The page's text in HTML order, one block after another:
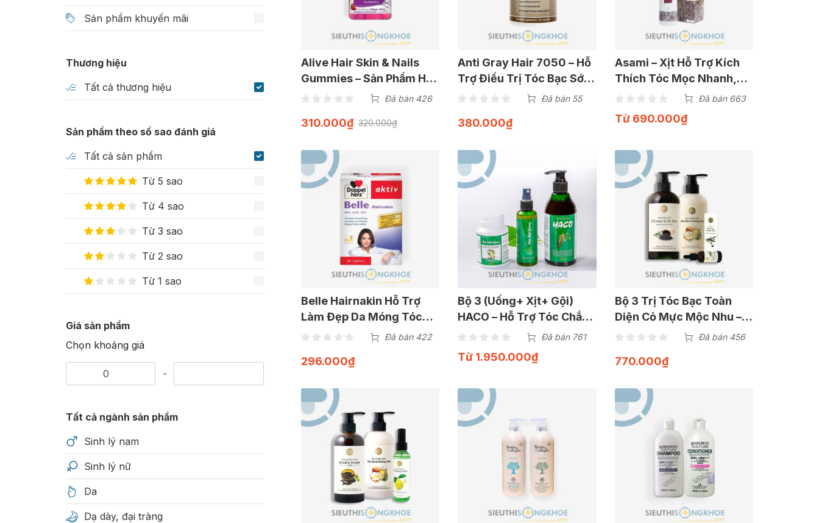
Sản phẩm khuyến mãi
Thương hiệu
Tất cả thương hiệu
Sản phẩm theo số sao đánh giá
Tất cả sản phẩm
Từ 5 sao
Từ 4 sao
Từ 3 sao
Từ 2 sao
Từ 1 sao
Giá sản phẩm
Chọn khoảng giá
-
Tất cả ngành sản phẩm
Sinh lý nam
Sinh lý nữ
Da
Dạ dày, đại tràng
Alive Hair Skin & Nails
Gummies – Sản Phẩm Hỗ
Trợ Dưỡng Da Móng Tóc
Đã bán 426
320.000₫
310.000₫
Anti Gray Hair 7050 – Hỗ
Trợ Điều Trị Tóc Bạc Sớm
An Toàn, Hiệu QuảĐã bán 55
380.000₫
Asami – Xịt Hỗ Trợ Kích
Thích Tóc Mọc Nhanh,
Chắc Khỏe
Đã bán 663
Từ 690.000₫
Belle Hairnakin Hỗ Trợ
Làm Đẹp Da Móng Tóc
Chắc Khoẻ Hộp 30 Viên
Đã bán 422
296.000₫
Bộ 3 (Uống+ Xịt+ Gội)
HACO – Hỗ Trợ Tóc Chắc
Khỏe
Đã bán 761
Từ 1.950.000₫
Bộ 3 Trị Tóc Bạc Toàn
Diện Cỏ Mực Mộc Nhu –
Hỗ Trợ Giảm Bạc Tóc
Mới
Đã bán 456
770.000₫